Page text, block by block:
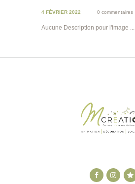
4 FÉVRIER 2022 0 commentaires
Aucune Description pour l'image ...